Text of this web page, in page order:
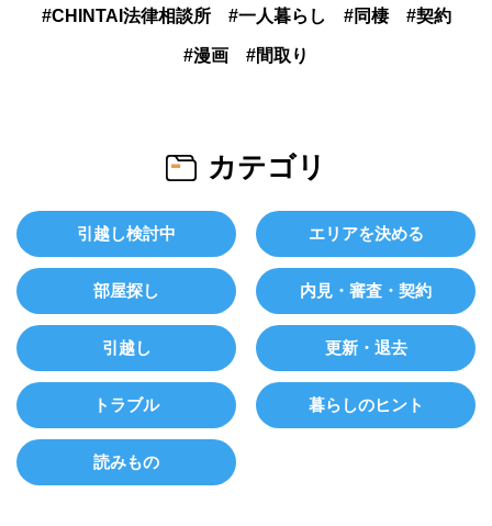
CHINTAI法律相談所 一人暮らし 同棲 契約
漫画 間取り
カテゴリ
引越し検討中 エリアを決める
部屋探し 内見・審査・契約
引越し 更新・退去
トラブル 暮らしのヒント
読みもの